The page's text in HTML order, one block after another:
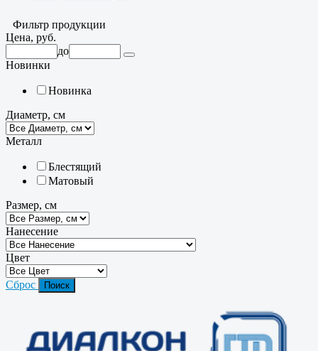
Фильтр продукции
Цена, руб.
до
Новинки
Новинка
Диаметр, см
Металл
Блестящий
Матовый
Размер, см
Нанесение
Цвет
Сброс